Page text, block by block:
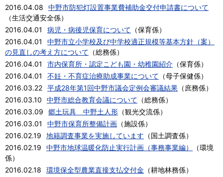
2016.04.08
中野市防犯灯設置事業費補助金交付申請書について
（生活交通安全係）
2016.04.01
病児・病後児保育について （保育係）
2016.04.01
中野市立小学校及び中学校適正規模等基本方針（案）
の見直しの考え方について （総務係）
2016.04.01
市内保育所・認定こども園・幼稚園紹介 （保育係）
2016.04.01
不妊・不育症治療助成事業について （母子保健係）
2016.03.22 平成28年第1回中野市議会定例会審議結果 （ 庶務係）
2016.03.10
中野市総合教育会議について （総務係）
2016.03.09
郷土玩具 中野土人形 （観光交流係）
2016.03.01
中野市保育所整備計画 （施設係）
2016.02.19
地籍調査事業を実施しています （国土調査係）
2016.02.19
中野市地球温暖化防止実行計画（事務事業編） （環境
係）
2016.02.18
環境保全型農業直接支払交付金 （耕地林務係）